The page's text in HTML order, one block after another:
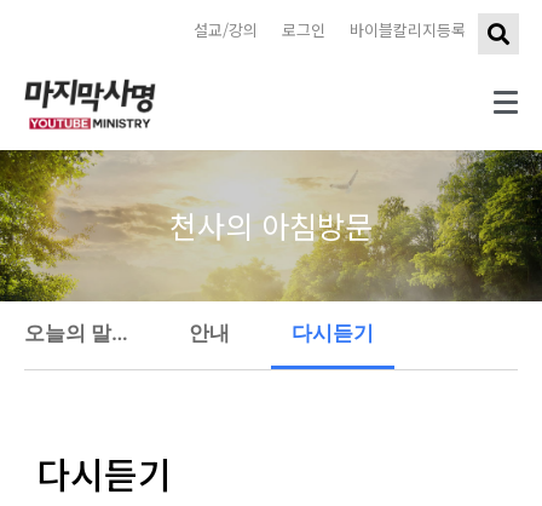
바이블칼리지등록
로그인
설교/강의
천사의 아침방문
오늘의 말씀 묵상 안내 다시듣기
다시듣기